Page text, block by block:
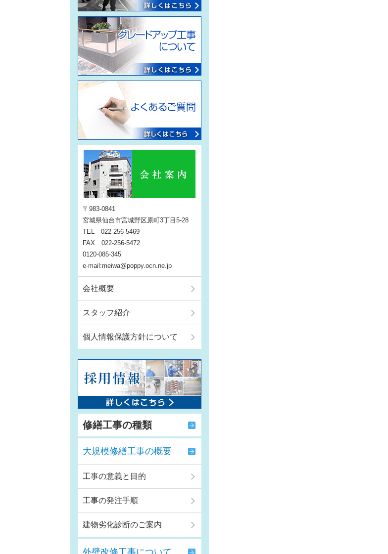
〒983-0841
宮城県仙台市宮城野区原町3丁目5-28
TEL 022-256-5469
FAX 022-256-5472
0120-085-345
e-mail:meiwa@poppy.ocn.ne.jp
会社概要
スタッフ紹介
個人情報保護方針について
修繕工事の種類
大規模修繕工事の概要
工事の意義と目的
工事の発注手順
建物劣化診断のご案内
外壁改修工事について